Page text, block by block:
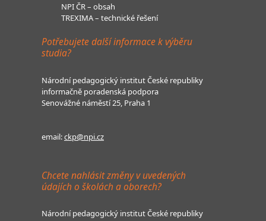
NPI ČR – obsah
TREXIMA – technické řešení
Potřebujete další informace k výběru
studia?
Národní pedagogický institut České republiky
informačně poradenská podpora
Senovážné náměstí 25, Praha 1
email:ckp@npi.cz
Chcete nahlásit změny v uvedených
údajích o školách a oborech?
Národní pedagogický institut České republiky